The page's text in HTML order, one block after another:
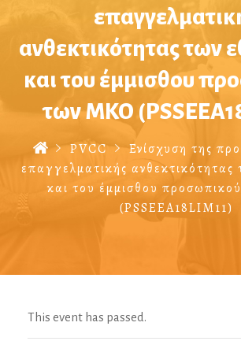
ανθεκτικότητας των
και του έμμισθου
των ΜΚΟ
PVCC
Ενίσχυση της
επαγγελματικής ανθεκτικότητας
και του έμμισθου
(PSSEEA18LIM11)
This event has passed.